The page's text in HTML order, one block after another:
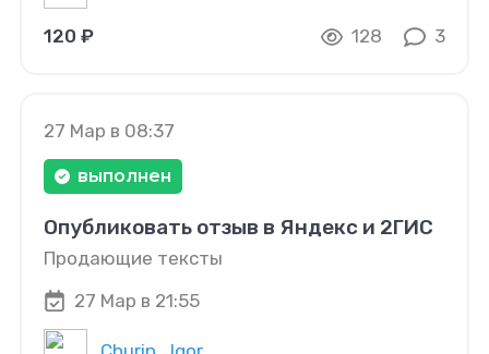
120 ₽ 128 3
27 Мар в 08:37
выполнен
Опубликовать отзыв в Яндекс и 2ГИС
Продающие тексты
27 Мар в 21:55